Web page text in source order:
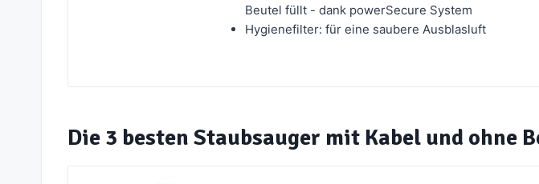
Beutel füllt - dank powerSecure System
Hygienefilter: für eine saubere Ausblasluft
Die 3 besten Staubsauger mit Kabel und ohne